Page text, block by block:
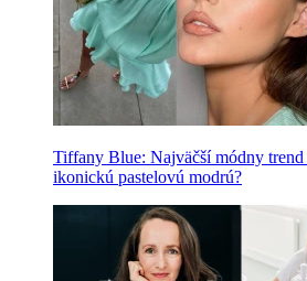
Tiffany Blue: Najväčší módny
ikonickú pastelovú modrú?